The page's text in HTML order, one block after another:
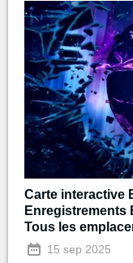
Carte interactive
Enregistrements
Tous les
15 sep 2025